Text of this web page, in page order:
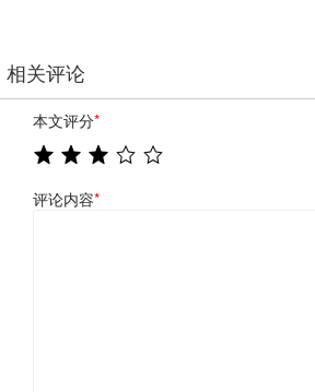
相关评论
本文评分*
评论内容*